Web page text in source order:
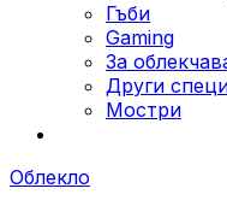
Гъби
Gaming
За
Други
Мостри
Облекло